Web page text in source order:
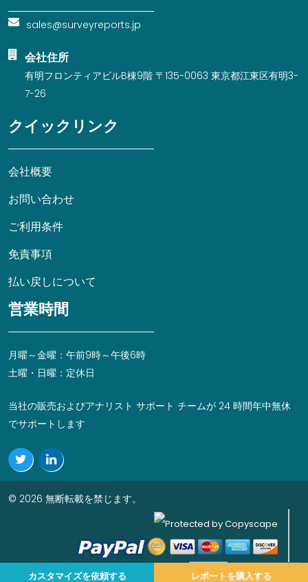
カスタマイズを依頼する レポートを購入する
sales@surveyreports.jp
会社住所
有明フロンティアビルB棟9階 〒135-0063 東京都江東区有明3-
7-26
クイックリンク
会社概要
お問い合わせ
ご利用条件
免責事項
払い戻しについて
営業時間
月曜～金曜：午前9時～午後6時
土曜・日曜：定休日
当社の販売およびアナリスト サポート チームが 24 時間年中無休
でサポートします
© 2026 無断転載を禁じます。